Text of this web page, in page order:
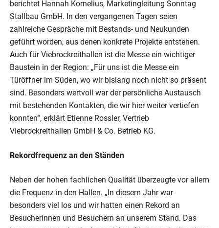
berichtet Hannah Kornelius, Marketingleitung Sonntag
Stallbau GmbH. In den vergangenen Tagen seien
zahlreiche Gespräche mit Bestands- und Neukunden
geführt worden, aus denen konkrete Projekte entstehen.
Auch für Viebrockreithallen ist die Messe ein wichtiger
Baustein in der Region: „Für uns ist die Messe ein
Türöffner im Süden, wo wir bislang noch nicht so präsent
sind. Besonders wertvoll war der persönliche Austausch
mit bestehenden Kontakten, die wir hier weiter vertiefen
konnten“, erklärt Etienne Rossler, Vertrieb
Viebrockreithallen GmbH & Co. Betrieb KG.
Rekordfrequenz an den Ständen
Neben der hohen fachlichen Qualität überzeugte vor allem
die Frequenz in den Hallen. „In diesem Jahr war
besonders viel los und wir hatten einen Rekord an
Besucherinnen und Besuchern an unserem Stand. Das